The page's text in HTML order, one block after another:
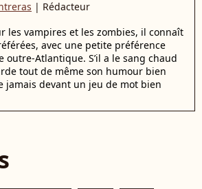
| Rédacteur
les vampires et les zombies, il connaît
avec une petite préférence
outre-Atlantique. S’il a le sang chaud
tout de même son humour bien
jamais devant un jeu de mot bien